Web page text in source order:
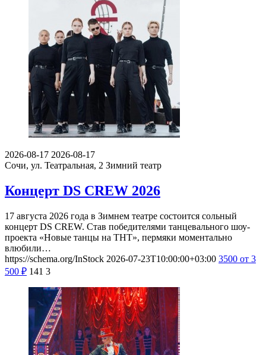
2026-08-17 2026-08-17
Сочи, ул. Театральная, 2 Зимний театр
Концерт DS CREW 2026
17 августа 2026 года в Зимнем театре состоится сольный
концерт DS CREW. Став победителями танцевального шоу-
проекта «Новые танцы на ТНТ», пермяки моментально
влюбили…
https://schema.org/InStock 2026-07-23T10:00:00+03:00 3500 от 3
500 ₽ 141 3